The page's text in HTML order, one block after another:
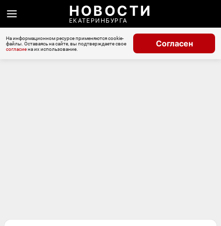
НОВОСТИ
ЕКАТЕРИНБУРГА
На информационном ресурсе применяются cookie-
файлы. Оставаясь на сайте, вы подтверждаете свое
согласиена их использование.
Согласен